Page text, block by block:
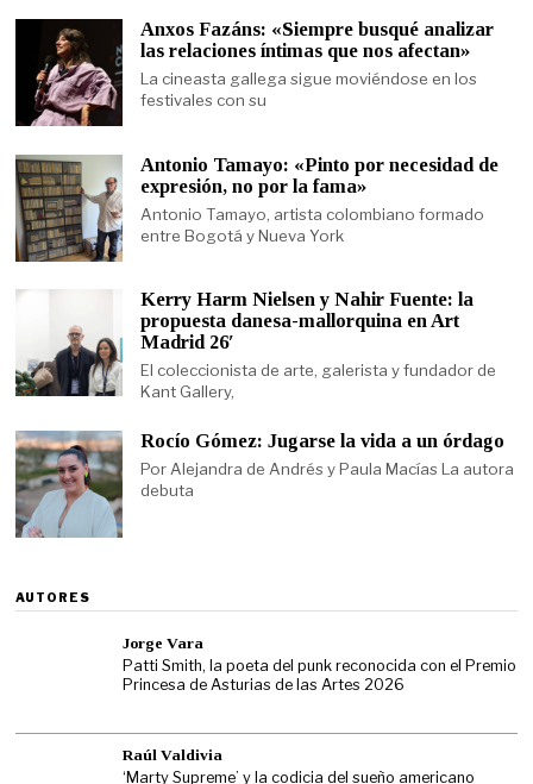
Anxos Fazáns: «Siempre busqué analizar
las relaciones íntimas que nos afectan»
La cineasta gallega sigue moviéndose en los
festivales con su
Antonio Tamayo: «Pinto por necesidad de
expresión, no por la fama»
Antonio Tamayo, artista colombiano formado
entre Bogotá y Nueva York
Kerry Harm Nielsen y Nahir Fuente: la
propuesta danesa-mallorquina en Art
Madrid 26′
El coleccionista de arte, galerista y fundador de
Kant Gallery,
Rocío Gómez: Jugarse la vida a un órdago
Por Alejandra de Andrés y Paula Macías La autora
debuta
AUTORES
Jorge Vara
Patti Smith, la poeta del punk reconocida con el Premio
Princesa de Asturias de las Artes 2026
Raúl Valdivia
‘Marty Supreme’ y la codicia del sueño americano